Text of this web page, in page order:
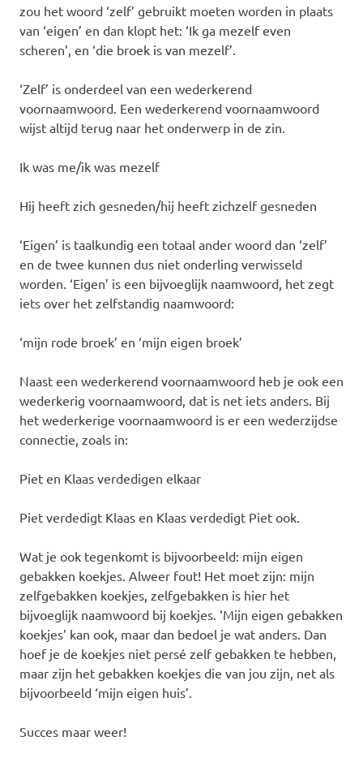
zou het woord ‘zelf’ gebruikt moeten worden in plaats
van ‘eigen’ en dan klopt het: ‘Ik ga mezelf even
scheren’, en ‘die broek is van mezelf’.
‘Zelf’ is onderdeel van een wederkerend
voornaamwoord. Een wederkerend voornaamwoord
wijst altijd terug naar het onderwerp in de zin.
Ik was me/ik was mezelf
Hij heeft zich gesneden/hij heeft zichzelf gesneden
‘Eigen’ is taalkundig een totaal ander woord dan ‘zelf’
en de twee kunnen dus niet onderling verwisseld
worden. ‘Eigen’ is een bijvoeglijk naamwoord, het zegt
iets over het zelfstandig naamwoord:
‘mijn rode broek’ en ‘mijn eigen broek’
Naast een wederkerend voornaamwoord heb je ook een
wederkerig voornaamwoord, dat is net iets anders. Bij
het wederkerige voornaamwoord is er een wederzijdse
connectie, zoals in:
Piet en Klaas verdedigen elkaar
Piet verdedigt Klaas en Klaas verdedigt Piet ook.
Wat je ook tegenkomt is bijvoorbeeld: mijn eigen
gebakken koekjes. Alweer fout! Het moet zijn: mijn
zelfgebakken koekjes, zelfgebakken is hier het
bijvoeglijk naamwoord bij koekjes. ‘Mijn eigen gebakken
koekjes’ kan ook, maar dan bedoel je wat anders. Dan
hoef je de koekjes niet persé zelf gebakken te hebben,
maar zijn het gebakken koekjes die van jou zijn, net als
bijvoorbeeld ‘mijn eigen huis’.
Succes maar weer!